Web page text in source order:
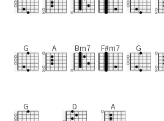
G A Bm7 F#m7 G
G D A